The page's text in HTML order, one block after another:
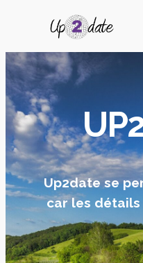
Up2date se
car les